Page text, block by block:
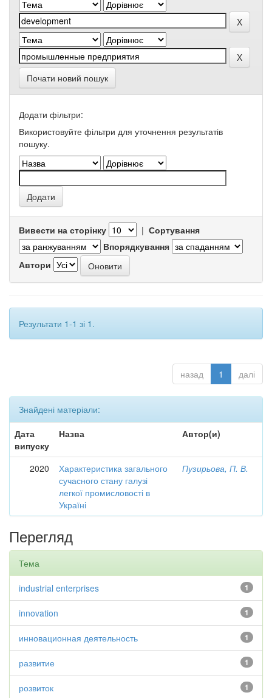
Почати новий пошук
Додати фільтри:
Використовуйте фільтри для уточнення результатів
пошуку.
Вивести на сторінку | Сортування
Впорядкування
Автори
Результати 1-1 зі 1.
назад 1 далі
Знайдені матеріали:
Дата
випуску
Назва Автор(и)
2020
Характеристика загального
сучасного стану галузі
легкої промисловості в
Україні
Пузирьова, П. В.
Перегляд
Тема
1
industrial enterprises
1
innovation
1
инновационная деятельность
1
развитие
1
розвиток